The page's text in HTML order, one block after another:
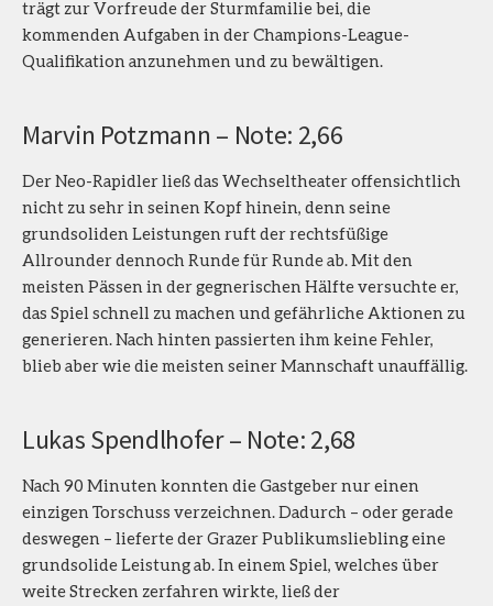
trägt zur Vorfreude der Sturmfamilie bei, die
kommenden Aufgaben in der Champions-League-
Qualifikation anzunehmen und zu bewältigen.
Marvin Potzmann – Note: 2,66
Der Neo-Rapidler ließ das Wechseltheater offensichtlich
nicht zu sehr in seinen Kopf hinein, denn seine
grundsoliden Leistungen ruft der rechtsfüßige
Allrounder dennoch Runde für Runde ab. Mit den
meisten Pässen in der gegnerischen Hälfte versuchte er,
das Spiel schnell zu machen und gefährliche Aktionen zu
generieren. Nach hinten passierten ihm keine Fehler,
blieb aber wie die meisten seiner Mannschaft unauffällig.
Lukas Spendlhofer – Note: 2,68
Nach 90 Minuten konnten die Gastgeber nur einen
einzigen Torschuss verzeichnen. Dadurch – oder gerade
deswegen – lieferte der Grazer Publikumsliebling eine
grundsolide Leistung ab. In einem Spiel, welches über
weite Strecken zerfahren wirkte, ließ der